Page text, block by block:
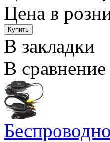
Цена в
В закладки
В сравнение